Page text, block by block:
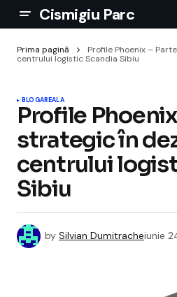
Cismigiu Parc
Prima pagină
Profile Phoenix –
centrului logistic Scandia Sibiu
BLOGAREALA
Profile
strategic în
centrului
Sibiu
by Silvian Dumitracheiunie